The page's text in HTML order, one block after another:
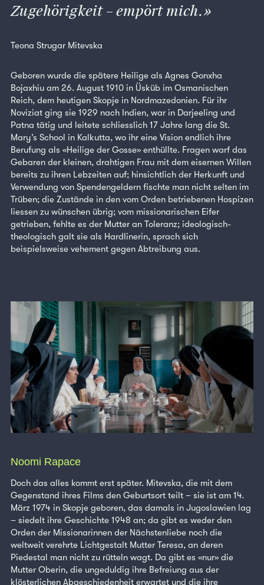
Zugehörigkeit – empört mich.
Teona Strugar Mitevska
Geboren wurde die spätere Heilige als Agnes Gonxha
Bojaxhiu am 26. August 1910 in Üsküb im Osmanischen
Reich, dem heutigen Skopje in Nordmazedonien. Für ihr
Noviziat ging sie 1929 nach Indien, war in Darjeeling und
Patna tätig und leitete schliesslich 17 Jahre lang die St.
Mary’s School in Kalkutta, wo ihr eine Vision endlich ihre
Berufung als «Heilige der Gosse» enthüllte. Fragen warf das
Gebaren der kleinen, drahtigen Frau mit dem eisernen Willen
bereits zu ihren Lebzeiten auf; hinsichtlich der Herkunft und
Verwendung von Spendengeldern fischte man nicht selten im
Trüben; die Zustände in den vom Orden betriebenen Hospizen
liessen zu wünschen übrig; vom missionarischen Eifer
getrieben, fehlte es der Mutter an Toleranz; ideologisch-
theologisch galt sie als Hardlinerin, sprach sich
beispielsweise vehement gegen Abtreibung aus.
Noomi Rapace
Doch das alles kommt erst später. Mitevska, die mit dem
Gegenstand ihres Films den Geburtsort teilt – sie ist am 14.
März 1974 in Skopje geboren, das damals in Jugoslawien lag
– siedelt ihre Geschichte 1948 an; da gibt es weder den
Orden der Missionarinnen der Nächstenliebe noch die
weltweit verehrte Lichtgestalt Mutter Teresa, an deren
Piedestal man nicht zu rütteln wagt. Da gibt es «nur» die
Mutter Oberin, die ungeduldig ihre Befreiung aus der
klösterlichen Abgeschiedenheit erwartet und die ihre